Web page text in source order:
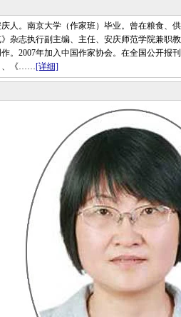
。南京大学（作家班）毕业。曾在粮食、
杂志执行副主编、主任、安庆师范学院兼职
。2007年加入中国作家协会。在全国公开报
、《……[详细]